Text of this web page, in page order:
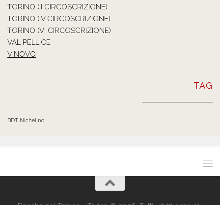
TORINO (II CIRCOSCRIZIONE)
TORINO (IV CIRCOSCRIZIONE)
TORINO (VI CIRCOSCRIZIONE)
VAL PELLICE
VINOVO
TAG
BDT Nichelino